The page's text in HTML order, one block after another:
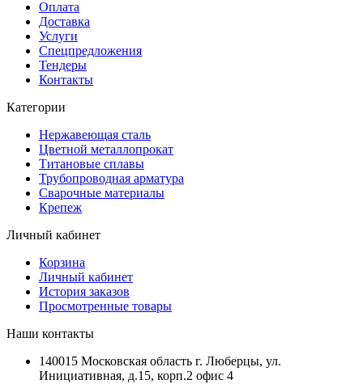
Оплата
Доставка
Услуги
Спецпредложения
Тендеры
Контакты
Категории
Нержавеющая сталь
Цветной металлопрокат
Титановые сплавы
Трубопроводная арматура
Сварочные материалы
Крепеж
Личный кабинет
Корзина
Личный кабинет
История заказов
Просмотренные товары
Наши контакты
140015 Московская область г. Люберцы, ул.
Инициативная, д.15, корп.2 офис 4